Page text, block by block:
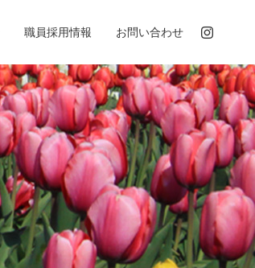
職員採用情報 お問い合わせ